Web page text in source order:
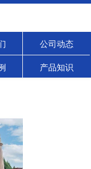
公司动态
产品知识